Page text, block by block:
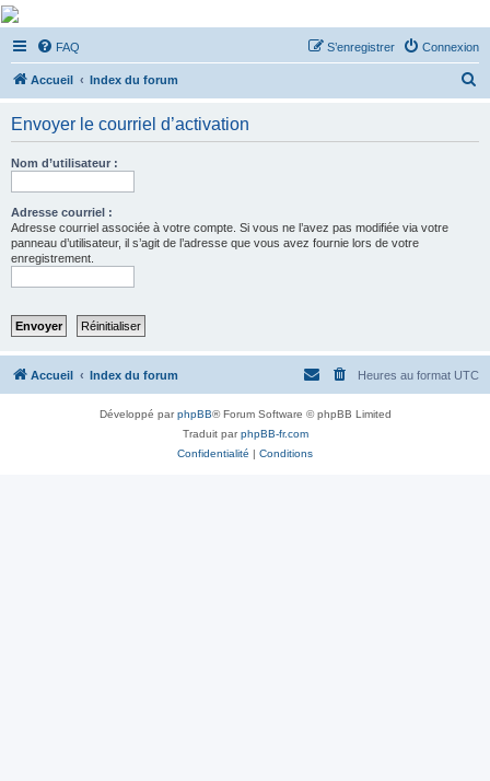
De Musicae Militari -
Forums
Forums de discussions
FAQ Connexion
S’enregistrer
Accueil Index du forum
Envoyer le courriel d’activation
Nom d’utilisateur :
Adresse courriel :
Adresse courriel associée à votre compte. Si vous ne l’avez pas modifiée via votre
panneau d’utilisateur, il s’agit de l’adresse que vous avez fournie lors de votre
enregistrement.
Accueil Index du forum Heures au format UTC
Développé parphpBB® Forum Software © phpBB Limited
Traduit parphpBB-fr.com
Confidentialité | Conditions